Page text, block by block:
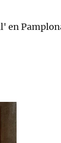
en